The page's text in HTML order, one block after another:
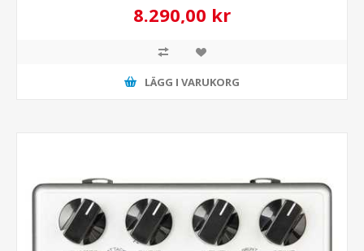
8.290,00 kr
LÄGG I VARUKORG